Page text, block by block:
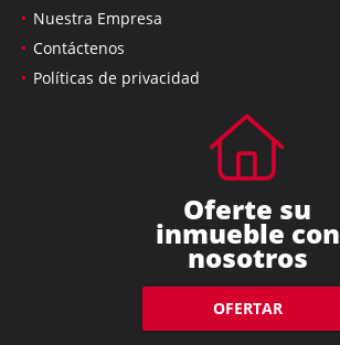
Nuestra Empresa
Contáctenos
Políticas de privacidad
Oferte su
inmueble con
nosotros
OFERTAR